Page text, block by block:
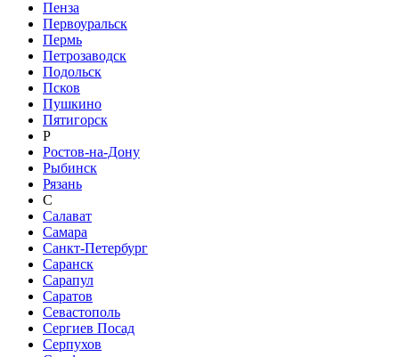
Пенза
Первоуральск
Пермь
Петрозаводск
Подольск
Псков
Пушкино
Пятигорск
Р
Ростов-на-Дону
Рыбинск
Рязань
С
Салават
Самара
Санкт-Петербург
Саранск
Сарапул
Саратов
Севастополь
Сергиев Посад
Серпухов